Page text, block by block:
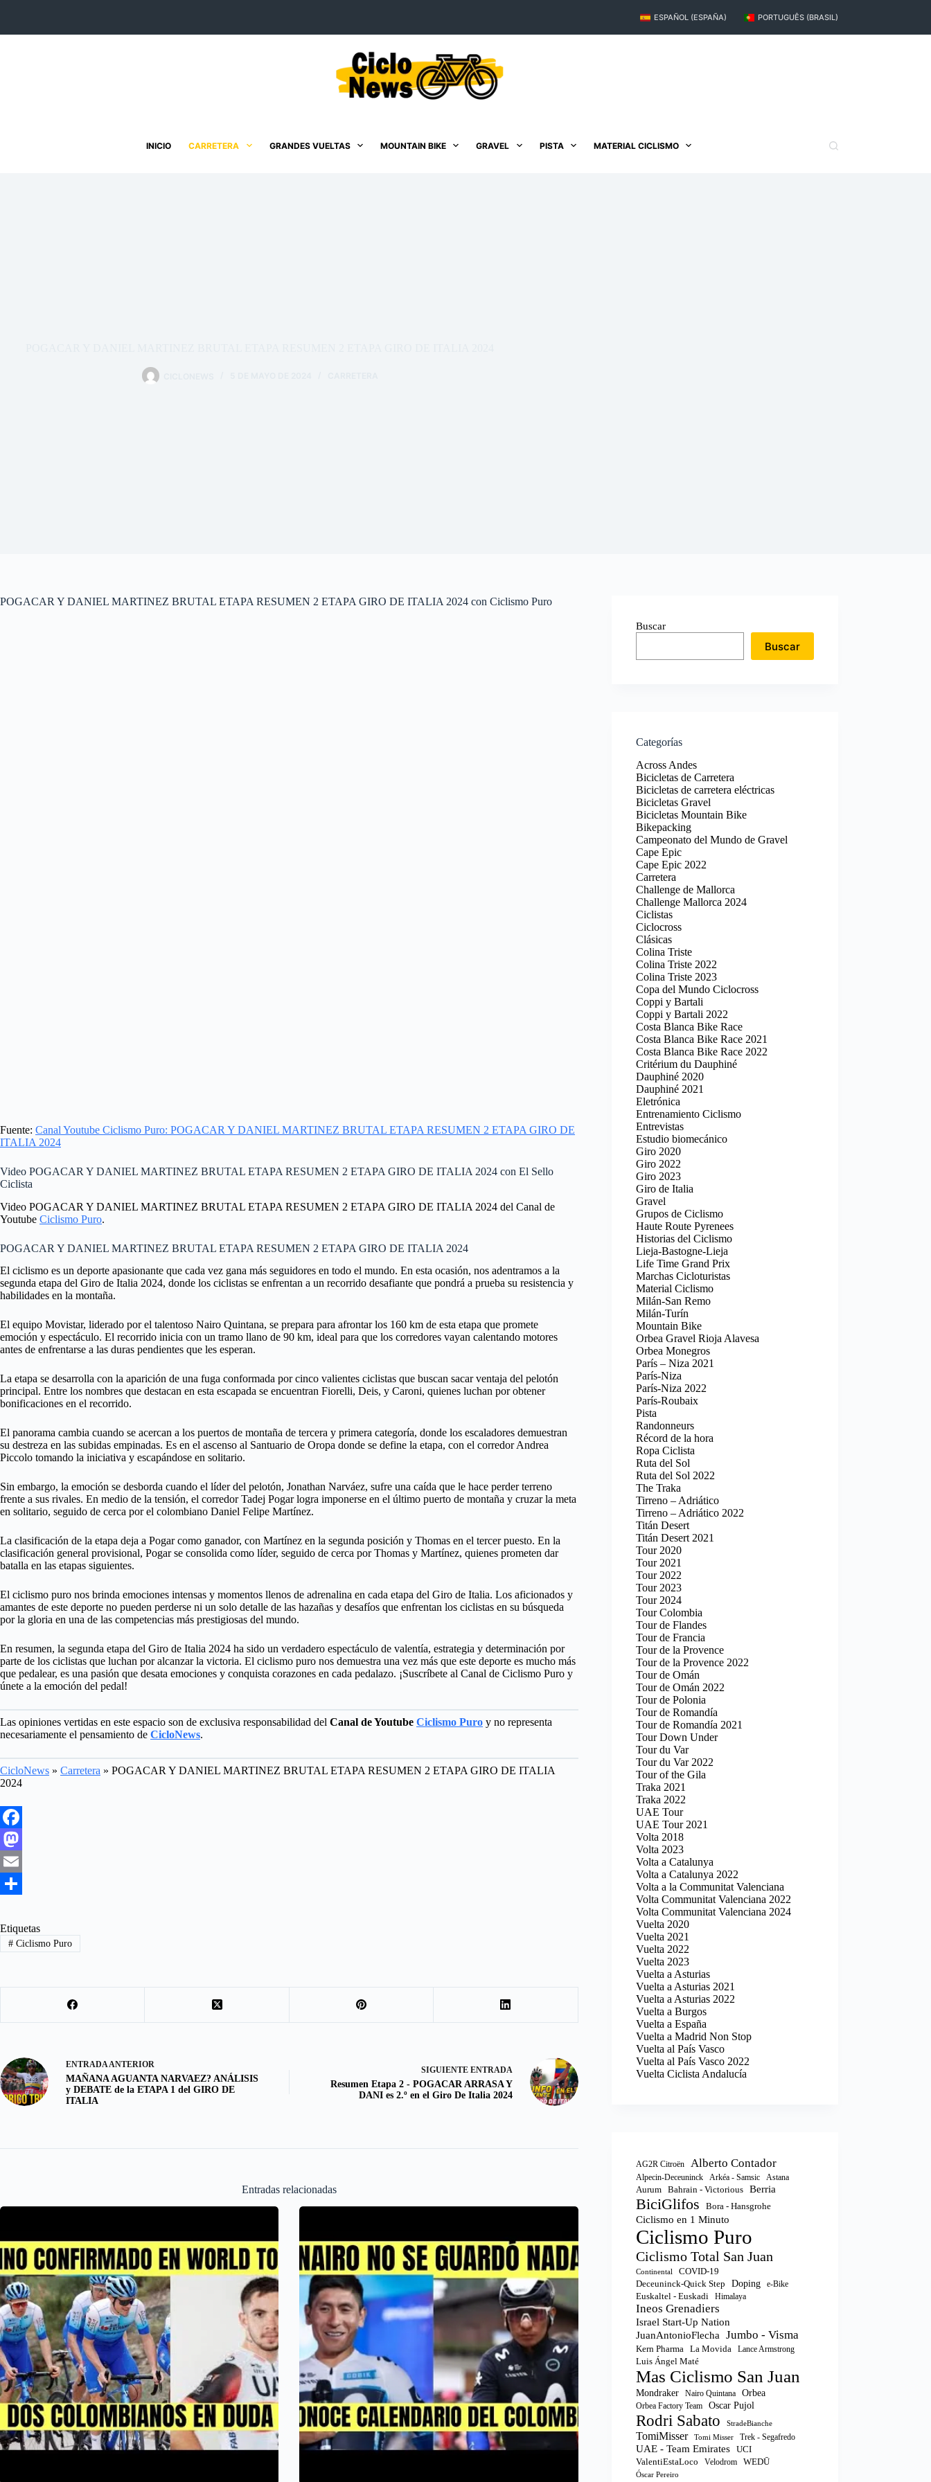
ESPAÑOL (ESPAÑA) PORTUGUÊS (BRASIL)
INICIO CARRETERA GRANDES VUELTAS MOUNTAIN BIKE GRAVEL PISTA MATERIAL CICLISMO
POGACAR Y DANIEL MARTINEZ BRUTAL ETAPA RESUMEN 2 ETAPA GIRO DE ITALIA 2024 con Ciclismo Puro
Fuente: Canal Youtube Ciclismo Puro: POGACAR Y DANIEL MARTINEZ BRUTAL ETAPA RESUMEN 2 ETAPA GIRO DE
ITALIA 2024
Video POGACAR Y DANIEL MARTINEZ BRUTAL ETAPA RESUMEN 2 ETAPA GIRO DE ITALIA 2024 con El Sello
Ciclista
Video POGACAR Y DANIEL MARTINEZ BRUTAL ETAPA RESUMEN 2 ETAPA GIRO DE ITALIA 2024 del Canal de
Youtube Ciclismo Puro.
POGACAR Y DANIEL MARTINEZ BRUTAL ETAPA RESUMEN 2 ETAPA GIRO DE ITALIA 2024
El ciclismo es un deporte apasionante que cada vez gana más seguidores en todo el mundo. En esta ocasión, nos adentramos a la
segunda etapa del Giro de Italia 2024, donde los ciclistas se enfrentan a un recorrido desafiante que pondrá a prueba su resistencia y
habilidades en la montaña.
El equipo Movistar, liderado por el talentoso Nairo Quintana, se prepara para afrontar los 160 km de esta etapa que promete
emoción y espectáculo. El recorrido inicia con un tramo llano de 90 km, ideal para que los corredores vayan calentando motores
antes de enfrentarse a las duras pendientes que les esperan.
La etapa se desarrolla con la aparición de una fuga conformada por cinco valientes ciclistas que buscan sacar ventaja del pelotón
principal. Entre los nombres que destacan en esta escapada se encuentran Fiorelli, Deis, y Caroni, quienes luchan por obtener
bonificaciones en el recorrido.
El panorama cambia cuando se acercan a los puertos de montaña de tercera y primera categoría, donde los escaladores demuestran
su destreza en las subidas empinadas. Es en el ascenso al Santuario de Oropa donde se define la etapa, con el corredor Andrea
Piccolo tomando la iniciativa y escapándose en solitario.
Sin embargo, la emoción se desborda cuando el líder del pelotón, Jonathan Narváez, sufre una caída que le hace perder terreno
frente a sus rivales. En medio de la tensión, el corredor Tadej Pogar logra imponerse en el último puerto de montaña y cruzar la meta
en solitario, seguido de cerca por el colombiano Daniel Felipe Martínez.
La clasificación de la etapa deja a Pogar como ganador, con Martínez en la segunda posición y Thomas en el tercer puesto. En la
clasificación general provisional, Pogar se consolida como líder, seguido de cerca por Thomas y Martínez, quienes prometen dar
batalla en las etapas siguientes.
El ciclismo puro nos brinda emociones intensas y momentos llenos de adrenalina en cada etapa del Giro de Italia. Los aficionados y
amantes de este deporte no pueden perderse ni un solo detalle de las hazañas y desafíos que enfrentan los ciclistas en su búsqueda
por la gloria en una de las competencias más prestigiosas del mundo.
En resumen, la segunda etapa del Giro de Italia 2024 ha sido un verdadero espectáculo de valentía, estrategia y determinación por
parte de los ciclistas que luchan por alcanzar la victoria. El ciclismo puro nos demuestra una vez más que este deporte es mucho más
que pedalear, es una pasión que desata emociones y conquista corazones en cada pedalazo. ¡Suscríbete al Canal de Ciclismo Puro y
únete a la emoción del pedal!
Las opiniones vertidas en este espacio son de exclusiva responsabilidad del Canal de Youtube Ciclismo Puro y no representa
necesariamente el pensamiento de CicloNews.
CicloNews » Carretera » POGACAR Y DANIEL MARTINEZ BRUTAL ETAPA RESUMEN 2 ETAPA GIRO DE ITALIA
2024
F
a
b
o
M
t
o
E
a
i
h
a
Etiquetas
#Ciclismo Puro
ENTRADA ANTERIOR
MAÑANA AGUANTA NARVAEZ? ANÁLISIS
y DEBATE de la ETAPA 1 del GIRO DE
ITALIA
SIGUIENTE ENTRADA
Resumen Etapa 2 - POGACAR ARRASA Y
DANI es 2.º en el Giro De Italia 2024
Entradas relacionadas
Buscar
Buscar
Categorías
Across Andes
Bicicletas de Carretera
Bicicletas de carretera eléctricas
Bicicletas Gravel
Bicicletas Mountain Bike
Bikepacking
Campeonato del Mundo de Gravel
Cape Epic
Cape Epic 2022
Carretera
Challenge de Mallorca
Challenge Mallorca 2024
Ciclistas
Ciclocross
Clásicas
Colina Triste
Colina Triste 2022
Colina Triste 2023
Copa del Mundo Ciclocross
Coppi y Bartali
Coppi y Bartali 2022
Costa Blanca Bike Race
Costa Blanca Bike Race 2021
Costa Blanca Bike Race 2022
Critérium du Dauphiné
Dauphiné 2020
Dauphiné 2021
Eletrónica
Entrenamiento Ciclismo
Entrevistas
Estudio biomecánico
Giro 2020
Giro 2022
Giro 2023
Giro de Italia
Gravel
Grupos de Ciclismo
Haute Route Pyrenees
Historias del Ciclismo
Lieja-Bastogne-Lieja
Life Time Grand Prix
Marchas Cicloturistas
Material Ciclismo
Milán-San Remo
Milán-Turín
Mountain Bike
Orbea Gravel Rioja Alavesa
Orbea Monegros
París – Niza 2021
París-Niza
París-Niza 2022
París-Roubaix
Pista
Randonneurs
Récord de la hora
Ropa Ciclista
Ruta del Sol
Ruta del Sol 2022
The Traka
Tirreno – Adriático
Tirreno – Adriático 2022
Titán Desert
Titán Desert 2021
Tour 2020
Tour 2021
Tour 2022
Tour 2023
Tour 2024
Tour Colombia
Tour de Flandes
Tour de Francia
Tour de la Provence
Tour de la Provence 2022
Tour de Omán
Tour de Omán 2022
Tour de Polonia
Tour de Romandía
Tour de Romandía 2021
Tour Down Under
Tour du Var
Tour du Var 2022
Tour of the Gila
Traka 2021
Traka 2022
UAE Tour
UAE Tour 2021
Volta 2018
Volta 2023
Volta a Catalunya
Volta a Catalunya 2022
Volta a la Communitat Valenciana
Volta Communitat Valenciana 2022
Volta Communitat Valenciana 2024
Vuelta 2020
Vuelta 2021
Vuelta 2022
Vuelta 2023
Vuelta a Asturias
Vuelta a Asturias 2021
Vuelta a Asturias 2022
Vuelta a Burgos
Vuelta a España
Vuelta a Madrid Non Stop
Vuelta al País Vasco
Vuelta al País Vasco 2022
Vuelta Ciclista Andalucía
AG2R Citroën Alberto Contador
Alpecin-Deceuninck Arkéa - Samsic
Astana
Aurum
Bahrain - Victorious Berria
BiciGlifos Bora - Hansgrohe
Ciclismo en 1 Minuto
Ciclismo Puro
Ciclismo Total San Juan
Continental
COVID-19
Deceuninck-Quick Step
Doping e-Bike
Euskaltel - Euskadi Himalaya
Ineos Grenadiers
Israel Start-Up Nation
JuanAntonioFlecha Jumbo - Visma
Kern Pharma La Movida Lance Armstrong
Luis Ángel Maté
Mas Ciclismo San Juan
Mondraker Nairo Quintana Orbea
Orbea Factory Team Oscar Pujol
Rodri Sabato StradeBianche
TomiMisser Tomi Misser Trek - Segafredo
UAE - Team Emirates
UCI
ValentiEstaLoco
Velodrom WEDŪ
Óscar Pereiro